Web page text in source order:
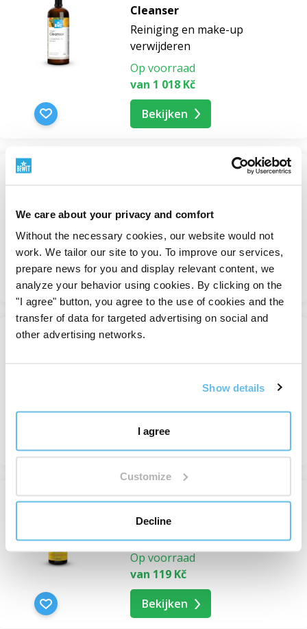
We care about your privacy and comfort
Without the necessary cookies, our website would not
work. We tailor our site to you. To improve our services,
prepare news for you and display relevant content, we
analyze your behavior using cookies. By clicking on the
"I agree" button, you agree to the use of cookies and the
transfer of data for targeted advertising on social and
other advertising networks.
Show details
I agree
Customize
Decline
Cleanser
Reiniging en make-up
verwijderen
Op voorraad
van 1 018 Kč
Bekijken
Cosmetische oliën
Op voorraad
198 Kč
Bekijken
van 1 014 Kč
Bekijken
Distelolie BIO
Cosmetische oliën
Op voorraad
van 119 Kč
Bekijken